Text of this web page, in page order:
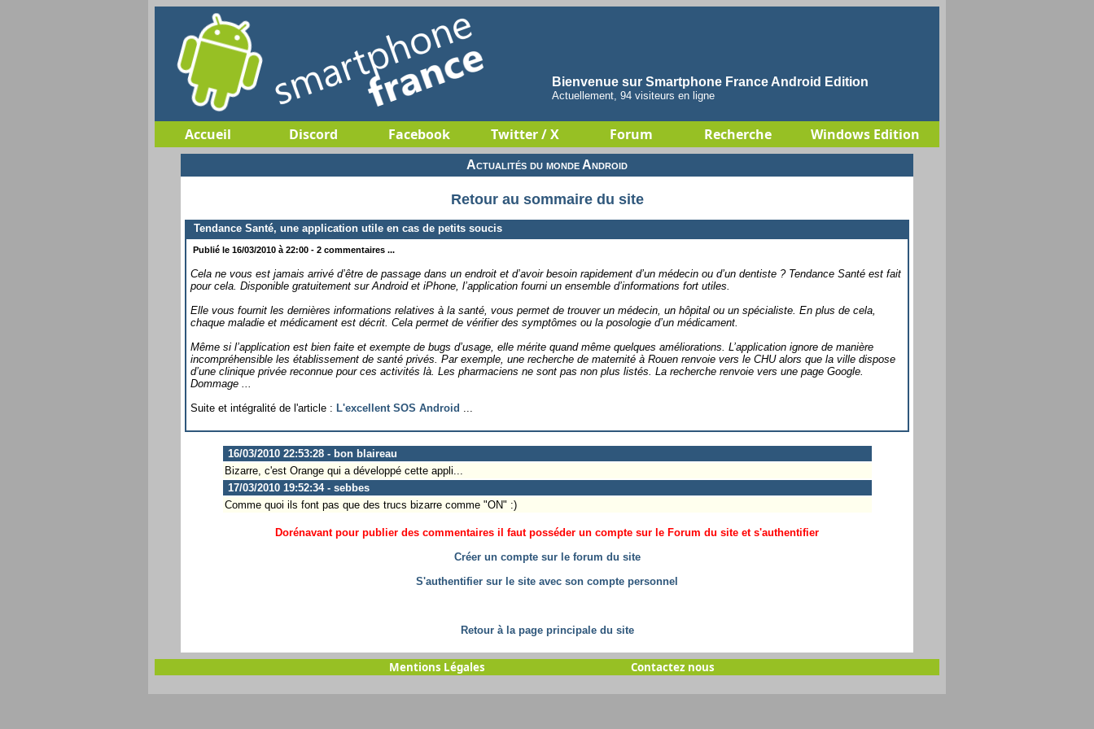
Bienvenue sur Smartphone France Android Edition
Actuellement, 94 visiteurs en ligne
Accueil Discord Facebook Twitter / X Forum Recherche Windows Edition
Actualités du monde Android
Retour au sommaire du site
Tendance Santé, une application utile en cas de petits soucis
Publié le 16/03/2010 à 22:00 - 2 commentaires ...
Cela ne vous est jamais arrivé d’être de passage dans un endroit et d’avoir besoin rapidement d’un médecin ou d’un dentiste ? Tendance Santé est fait
pour cela. Disponible gratuitement sur Android et iPhone, l’application fourni un ensemble d’informations fort utiles.
Elle vous fournit les dernières informations relatives à la santé, vous permet de trouver un médecin, un hôpital ou un spécialiste. En plus de cela,
chaque maladie et médicament est décrit. Cela permet de vérifier des symptômes ou la posologie d’un médicament.
Même si l’application est bien faite et exempte de bugs d’usage, elle mérite quand même quelques améliorations. L’application ignore de manière
incompréhensible les établissement de santé privés. Par exemple, une recherche de maternité à Rouen renvoie vers le CHU alors que la ville dispose
d’une clinique privée reconnue pour ces activités là. Les pharmaciens ne sont pas non plus listés. La recherche renvoie vers une page Google.
Dommage ...
Suite et intégralité de l'article : L'excellent SOS Android
16/03/2010 22:53:28 - bon blaireau
Bizarre, c'est Orange qui a développé cette appli...
17/03/2010 19:52:34 - sebbes
Comme quoi ils font pas que des trucs bizarre comme "ON" :)
Dorénavant pour publier des commentaires il faut posséder un compte sur le Forum du site et s'authentifier
Créer un compte sur le forum du site
S'authentifier sur le site avec son compte personnel
Retour à la page principale du site
Mentions Légales Contactez nous